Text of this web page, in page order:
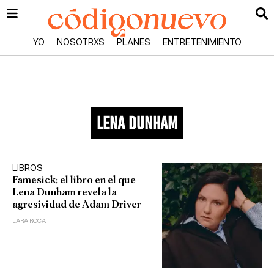
YO NOSOTRXS PLANES ENTRETENIMIENTO
lena dunham
LIBROS
Famesick: el libro en el que
Lena Dunham revela la
agresividad de Adam Driver
LARA ROCA